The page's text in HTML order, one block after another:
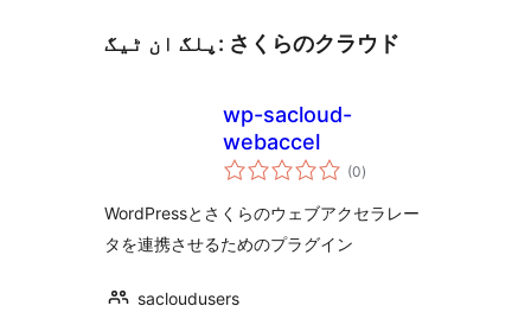
پلگ ان ٹیگ: さくらのクラウド
wp-sacloud-
webaccel
(0مجموعی
درجہ
)
WordPressとさくらのウェブアクセラレー
タを連携させるためのプラグイン
sacloudusers